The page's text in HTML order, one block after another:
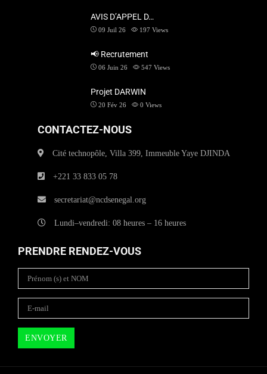
AVIS D’APPEL D…
09 Juil 26 197 Views
📢 Recrutement
06 Juin 26 547 Views
Projet DARWIN
20 Fév 26 0 Views
CONTACTEZ-NOUS
Cité technopôle, Villa 399, Immeuble Yaye DJINDA
+221 33 833 05 78
secretariat@ncdsenegal.org
Lundi–vendredi: 08 heures – 16 heures
PRENDRE RENDEZ-VOUS